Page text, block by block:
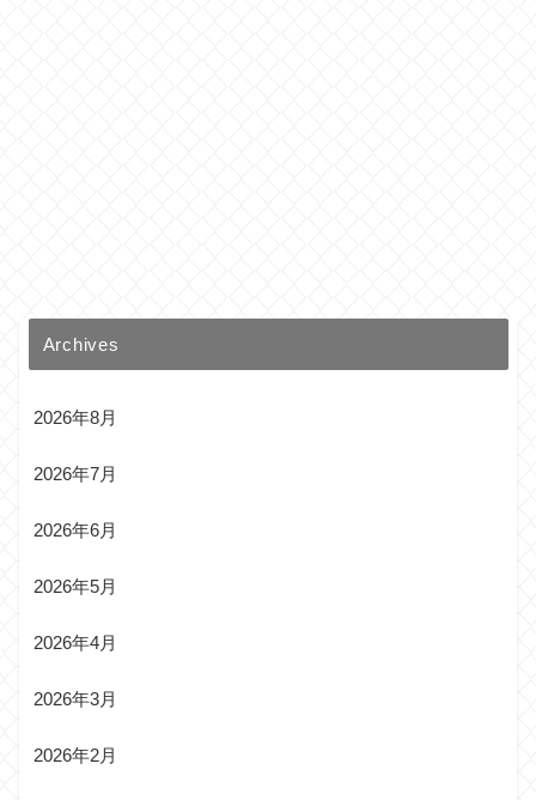
Archives
2026年8月
2026年7月
2026年6月
2026年5月
2026年4月
2026年3月
2026年2月